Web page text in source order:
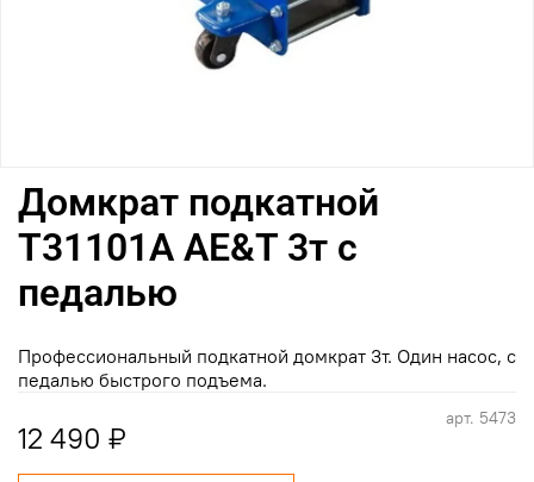
арт. 5473
Домкрат подкатной
T31101A AE&T 3т с
педалью
12 490 ₽
Профессиональный подкатной домкрат 3т. Один насос, с
педалью быстрого подъема.